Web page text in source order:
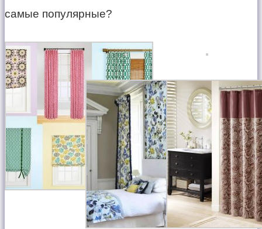
самые популярные?